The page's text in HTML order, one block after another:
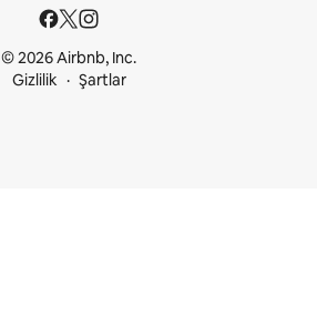
© 2026 Airbnb, Inc.
Gizlilik
Şartlar